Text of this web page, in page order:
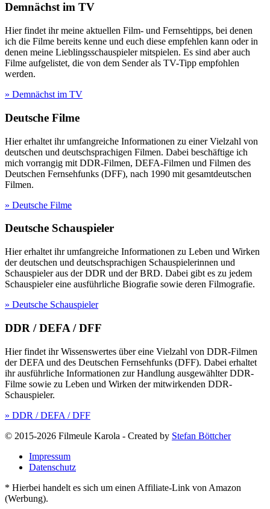
Demnächst im TV
Hier findet ihr meine aktuellen Film- und Fernsehtipps, bei denen
ich die Filme bereits kenne und euch diese empfehlen kann oder in
denen meine Lieblingsschauspieler mitspielen. Es sind aber auch
Filme aufgelistet, die von dem Sender als TV-Tipp empfohlen
werden.
» Demnächst im TV
Deutsche Filme
Hier erhaltet ihr umfangreiche Informationen zu einer Vielzahl von
deutschen und deutschsprachigen Filmen. Dabei beschäftige ich
mich vorrangig mit DDR-Filmen, DEFA-Filmen und Filmen des
Deutschen Fernsehfunks (DFF), nach 1990 mit gesamtdeutschen
Filmen.
» Deutsche Filme
Deutsche Schauspieler
Hier erhaltet ihr umfangreiche Informationen zu Leben und Wirken
der deutschen und deutschsprachigen Schauspielerinnen und
Schauspieler aus der DDR und der BRD. Dabei gibt es zu jedem
Schauspieler eine ausführliche Biografie sowie deren Filmografie.
» Deutsche Schauspieler
DDR / DEFA / DFF
Hier findet ihr Wissenswertes über eine Vielzahl von DDR-Filmen
der DEFA und des Deutschen Fernsehfunks (DFF). Dabei erhaltet
ihr ausführliche Informationen zur Handlung ausgewählter DDR-
Filme sowie zu Leben und Wirken der mitwirkenden DDR-
Schauspieler.
» DDR / DEFA / DFF
© 2015-2026 Filmeule Karola - Created by Stefan Böttcher
Impressum
Datenschutz
* Hierbei handelt es sich um einen Affiliate-Link von Amazon
(Werbung).